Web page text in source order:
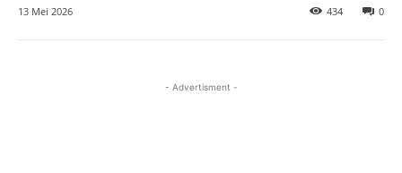
13 Mei 2026 0
434
- Advertisment -